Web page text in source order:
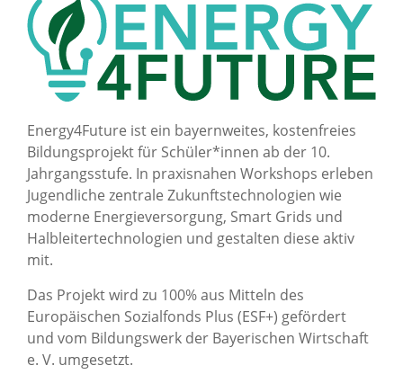
Energy4Future ist ein bayernweites, kostenfreies
Bildungsprojekt für Schüler*innen ab der 10.
Jahrgangsstufe. In praxisnahen Workshops erleben
Jugendliche zentrale Zukunftstechnologien wie
moderne Energieversorgung, Smart Grids und
Halbleitertechnologien und gestalten diese aktiv
mit.
Das Projekt wird zu 100% aus Mitteln des
Europäischen Sozialfonds Plus (ESF+) gefördert
und vom Bildungswerk der Bayerischen Wirtschaft
e. V. umgesetzt.